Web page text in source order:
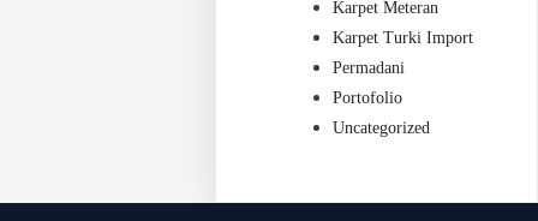
Karpet Meteran
Karpet Turki Import
Permadani
Portofolio
Uncategorized